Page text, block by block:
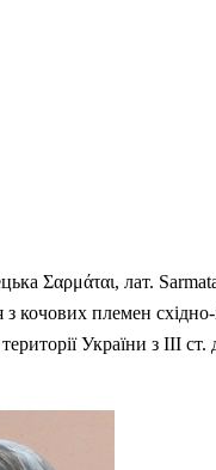
Σαρμάται, лат.
кочових племен східно-
України з III ст.